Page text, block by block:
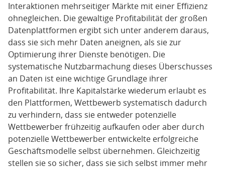
Interaktionen mehrseitiger Märkte mit einer Effizienz
ohnegleichen. Die gewaltige Profitabilität der großen
Datenplattformen ergibt sich unter anderem daraus,
dass sie sich mehr Daten aneignen, als sie zur
Optimierung ihrer Dienste benötigen. Die
systematische Nutzbarmachung dieses Überschusses
an Daten ist eine wichtige Grundlage ihrer
Profitabilität. Ihre Kapitalstärke wiederum erlaubt es
den Plattformen, Wettbewerb systematisch dadurch
zu verhindern, dass sie entweder potenzielle
Wettbewerber frühzeitig aufkaufen oder aber durch
potenzielle Wettbewerber entwickelte erfolgreiche
Geschäftsmodelle selbst übernehmen. Gleichzeitig
stellen sie so sicher, dass sie sich selbst immer mehr